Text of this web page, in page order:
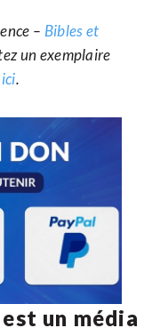
– Bibles et
un exemplaire
.
un média